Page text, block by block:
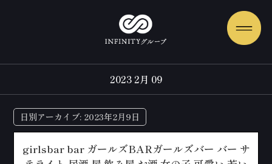
2023 2月 09
日別アーカイブ: 2023年2月9日
girlsbar bar ガールズBARガールズバー バー サ